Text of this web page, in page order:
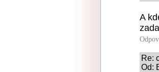
A
Re:
Od: